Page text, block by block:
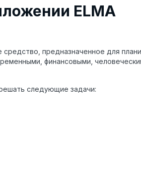
ELMA
предназначенное для
финансовыми,
следующие задачи: